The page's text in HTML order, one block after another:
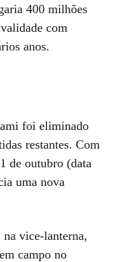
400 milhões
com
anos.
foi eliminado
restantes. Com
de outubro (data
uma nova
vice-lanterna,
campo no